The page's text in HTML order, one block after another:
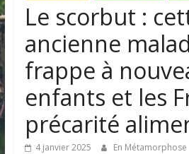
Le scorbut :
ancienne
frappe à
enfants et les
précarité
4 janvier 2025 En Métamorphose